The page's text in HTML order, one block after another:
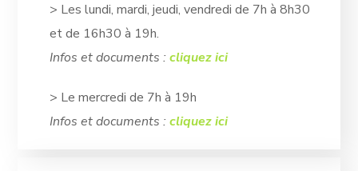
> Les lundi, mardi, jeudi, vendredi de 7h à 8h30
et de 16h30 à 19h.
Infos et documents : cliquez ici
> Le mercredi de 7h à 19h
Infos et documents : cliquez ici